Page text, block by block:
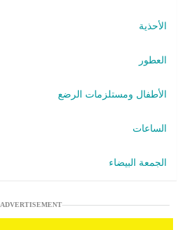
الأحذية
العطور
الأطفال ومستلزمات الرضع
الساعات
الجمعة البيضاء
ADVERTISEMENT